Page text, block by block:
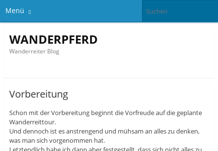
Menü
WANDERPFERD
Wanderreiter Blog
Vorbereitung
Schon mit der Vorbereitung beginnt die Vorfreude auf die geplante
Wanderreittour.
Und dennoch ist es anstrengend und mühsam an alles zu denken,
was man sich vorgenommen hat.